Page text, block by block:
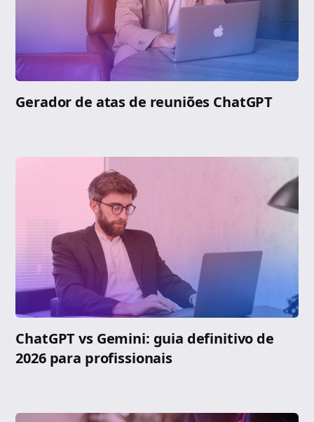
Gerador de atas de reuniões ChatGPT
ChatGPT vs Gemini: guia definitivo de
2026 para profissionais